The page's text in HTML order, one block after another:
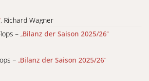
, Richard Wagner
– „Bilanz der Saison 2025/26“
– „Bilanz der Saison 2025/26“